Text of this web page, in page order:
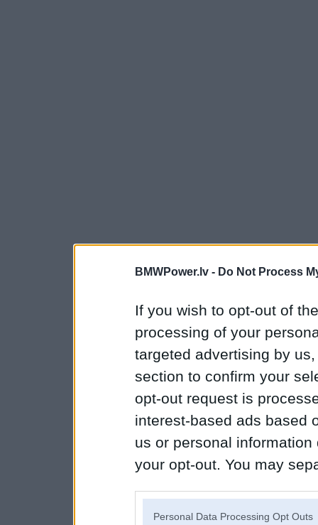
BMWPower.lv - Do Not Process
If you wish to opt-out of
processing of your
targeted advertising by
section to confirm your
opt-out request is
interest-based ads based
us or personal
your opt-out. You may
Personal Data Processing Opt Outs